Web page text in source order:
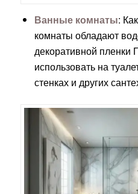
Ванные комнаты:
комнаты обладают
декоративной
использовать на
стенках и других